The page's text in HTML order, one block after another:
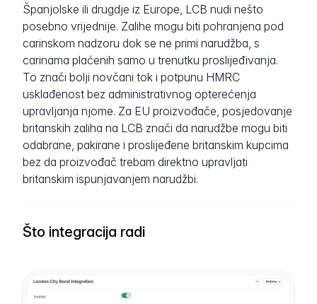
Španjolske ili drugdje iz Europe, LCB nudi nešto
posebno vrijednije. Zalihe mogu biti pohranjena pod
carinskom nadzoru dok se ne primi narudžba, s
carinama plaćenih samo u trenutku proslijeđivanja.
To znači bolji novčani tok i potpunu HMRC
usklađenost bez administrativnog opterećenja
upravljanja njome. Za EU proizvođače, posjedovanje
britanskih zaliha na LCB znači da narudžbe mogu biti
odabrane, pakirane i proslijeđene britanskim kupcima
bez da proizvođač trebam direktno upravljati
britanskim ispunjavanjem narudžbi.
Što integracija radi